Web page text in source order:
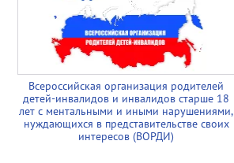
Всероссийская организация родителей
детей-инвалидов и инвалидов старше 18
лет с ментальными и иными нарушениями,
нуждающихся в представительстве своих
интересов (ВОРДИ)